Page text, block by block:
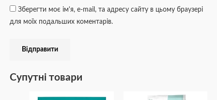
Зберегти моє ім'я, e-mail, та адресу сайту в цьому браузері
для моїх подальших коментарів.
Супутні товари